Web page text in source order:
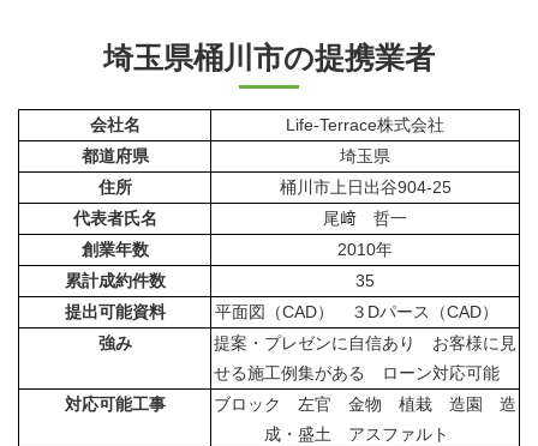
埼玉県桶川市の提携業者
会社名
Life-Terrace株式会社
都道府県
埼玉県
住所
桶川市上日出谷904-25
代表者氏名
尾﨑 哲一
創業年数
2010年
累計成約件数
35
提出可能資料
平面図（CAD） ３Dパース（CAD）
強み
提案・プレゼンに自信あり お客様に見
せる施工例集がある ローン対応可能
対応可能工事
ブロック 左官 金物 植栽 造園 造
成・盛土 アスファルト